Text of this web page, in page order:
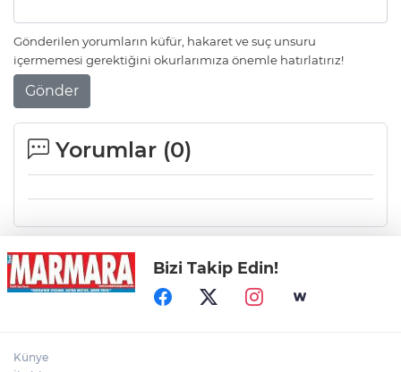
Gönderilen yorumların küfür, hakaret ve suç unsuru
içermemesi gerektiğini okurlarımıza önemle hatırlatırız!
Gönder
Yorumlar (0)
Bizi Takip Edin!
Künye